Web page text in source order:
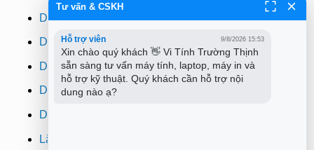
Dịch vụ cài win
Dịch vụ cứu dữ liệu
Dịch vụ sửa wifi tại nhà
Dịch vụ sửa máy in
Dịch vụ nạp mực máy in
Lắp đặt camera quan sát tphcm
Tư vấn & CSKH
Hỗ trợ viên 9/8/2026 15:53
Xin chào quý khách 👋 Vi Tính Trường Thịnh
sẵn sàng tư vấn máy tính, laptop, máy in và
hỗ trợ kỹ thuật. Quý khách cần hỗ trợ nội
dung nào ạ?